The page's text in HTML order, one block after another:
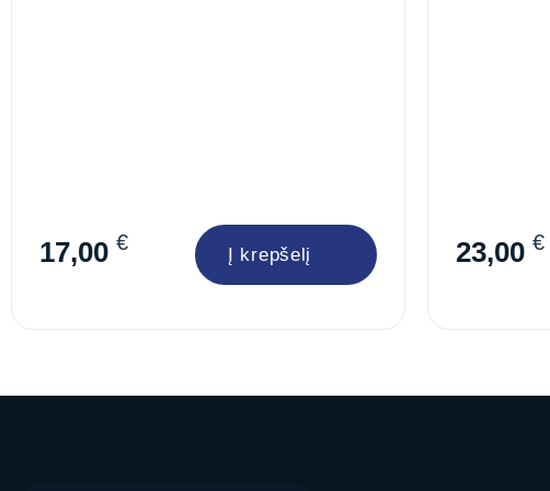
17,00 €
Į krepšelį 23,00 €